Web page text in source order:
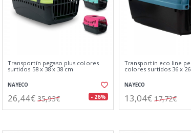
Transportín pegaso plus colores
surtidos 58 x 38 x 38 cm
NAYECO
26,44€ 35,93€ - 26%
Transportín eco line
colores surtidos 36 x
NAYECO
13,04€ 17,72€